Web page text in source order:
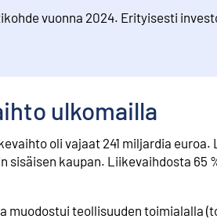
vuonna 2024. Erityisesti
ulkomailla
oli vajaat 241 miljardia
kaupan. Liikevaihdosta 65
teollisuuden toimialalla